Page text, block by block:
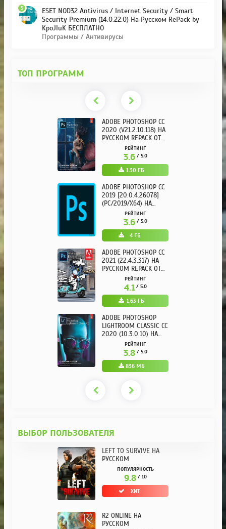
ESET NOD32 Antivirus / Internet Security / Smart
Security Premium (14.0.22.0) На Русском RePack by
KpoJIuK БЕСПЛАТНО
Программы / Антивирусы
5
ТОП ПРОГРАММ
ADOBE PHOTOSHOP CC
2020 (V21.2.10.118) НА
РУССКОМ REPACK ОТ
KPOJIUKРЕЙТИНГ
3.6/ 5.0
1.30 ГБ
ADOBE PHOTOSHOP CC
2019 [20.0.4.26078]
(PC/2019/X64) НА
РУССКОМРЕЙТИНГ
3.6/ 5.0
4 ГБ
ADOBE PHOTOSHOP CC
2021 (22.4.3.317) НА
РУССКОМ REPACK ОТ
KPOJIUKРЕЙТИНГ
4.1 / 5.0
1.63 ГБ
ADOBE PHOTOSHOP
LIGHTROOM CLASSIC CC
2020 (10.3.0.10) НА
РУССКОМ REPACK ОТ
KPOJIUK
РЕЙТИНГ
3.8 / 5.0
836 МБ
ВЫБОР ПОЛЬЗОВАТЕЛЯ
LEFT TO SURVIVE НА
РУССКОМ
ПОПУЛЯРНОСТЬ
9.8 / 10
ХИТ
R2 ONLINE НА
РУССКОМ